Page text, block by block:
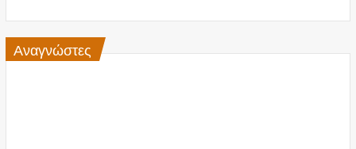
Αναγνώστες